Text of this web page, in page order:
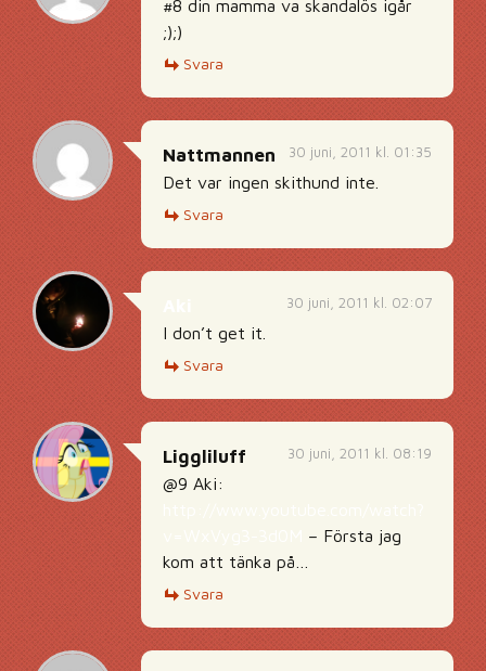
#8 din mamma va skandalös igår
;);)
Svara
30 juni, 2011 kl. 01:35
Nattmannen
Det var ingen skithund inte.
Svara
30 juni, 2011 kl. 02:07
I don’t get it.
Svara
30 juni, 2011 kl. 08:19
Liggliluff
@9 Aki:
– Första jag
kom att tänka på…
Svara